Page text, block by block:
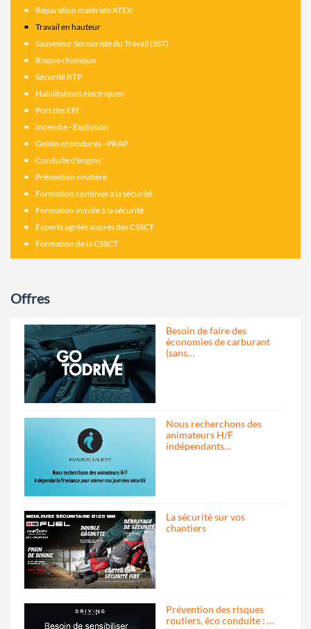
Réparation matériels ATEX
Travail en hauteur
Sauveteur Secouriste du Travail (SST)
Risque chimique
Sécurité BTP
Habilitations électriques
Port des EPI
Incendie - Explosion
Gestes et postures - PRAP
Conduite d'engins
Prévention routière
Formation continue à la sécurité
Formation initiale à la sécurité
Experts agréés auprés des CSSCT
Formation de la CSSCT
Offres
Besoin de faire des
économies de carburant
(sans…
Nous recherchons des
animateurs H/F
indépendants…
La sécurité sur vos
chantiers
Prévention des risques
routiers, éco conduite : …